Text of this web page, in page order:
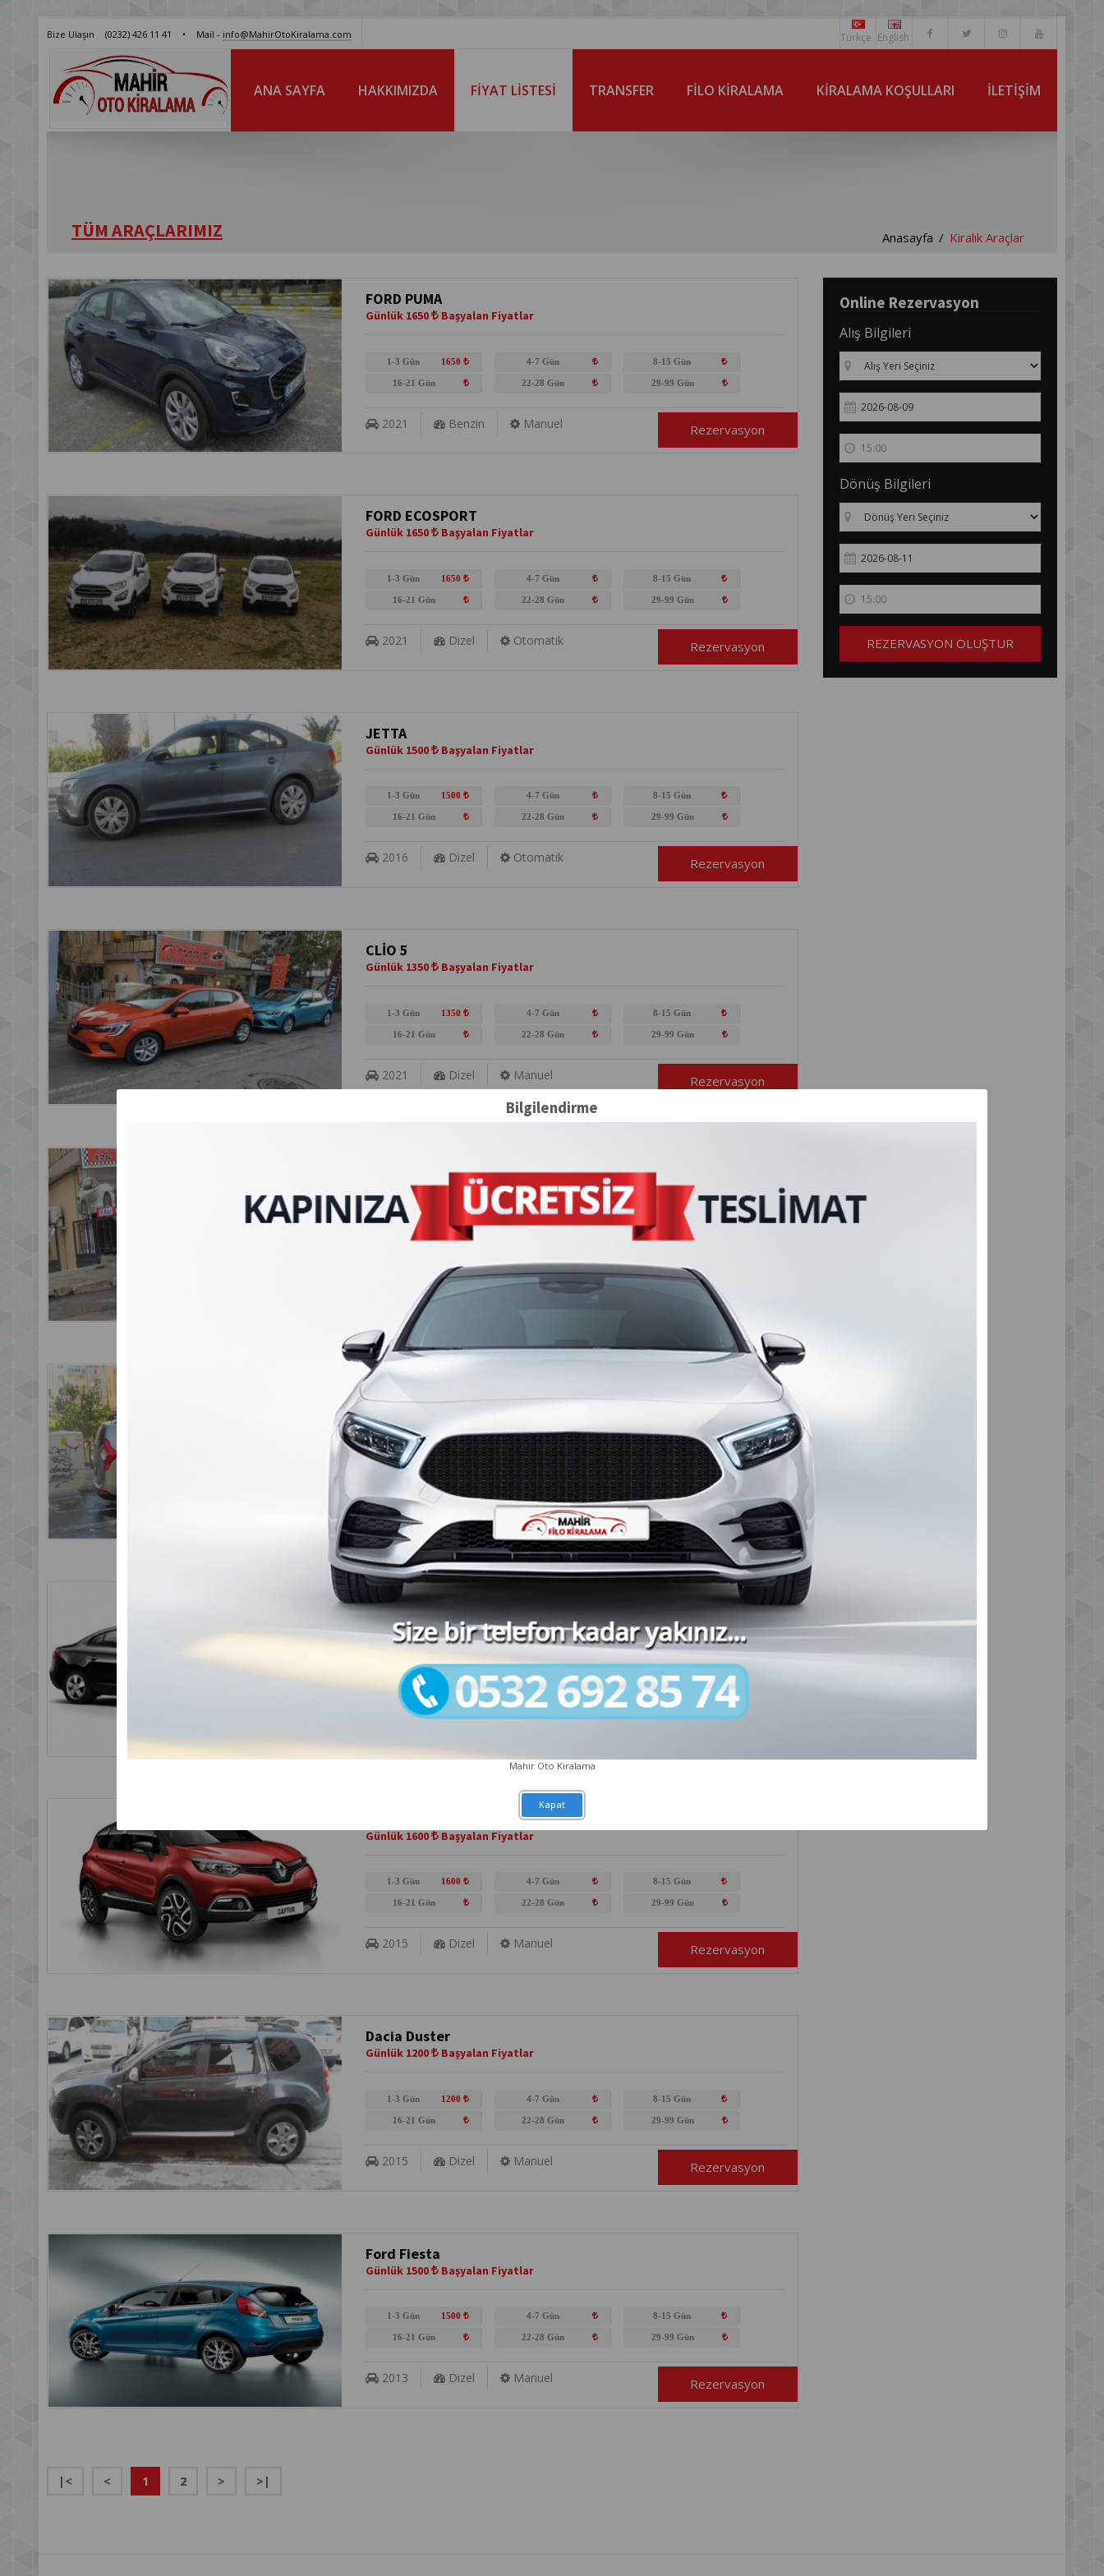
Bize Ulaşın (0232) 426 11 41 • Mail - info@MahirOtoKiralama.com Türkçe English
ANA SAYFA HAKKIMIZDA FİYAT LİSTESİ TRANSFER FİLO KİRALAMA KİRALAMA KOŞULLARI İLETİŞİM
TÜM ARAÇLARIMIZ Anasayfa Kiralık Araçlar
Online Rezervasyon
Alış Bilgileri
Dönüş Bilgileri
REZERVASYON OLUŞTUR
FORD PUMA
Günlük 1650 Başyalan Fiyatlar
1-3 Gün 1650 4-7 Gün 8-15 Gün
16-21 Gün 22-28 Gün 29-99 Gün
2021 Benzin Manuel Rezervasyon
FORD ECOSPORT
Günlük 1650 Başyalan Fiyatlar
1-3 Gün 1650 4-7 Gün 8-15 Gün
16-21 Gün 22-28 Gün 29-99 Gün
2021 Dizel Otomatik Rezervasyon
JETTA
Günlük 1500 Başyalan Fiyatlar
1-3 Gün 1500 4-7 Gün 8-15 Gün
16-21 Gün 22-28 Gün 29-99 Gün
2016 Dizel Otomatik Rezervasyon
CLİO 5
Günlük 1350 Başyalan Fiyatlar
1-3 Gün 1350 4-7 Gün 8-15 Gün
16-21 Gün 22-28 Gün 29-99 Gün
2021 Dizel Manuel Rezervasyon
Günlük 1500 Başyalan Fiyatlar
1-3 Gün 1500 4-7 Gün 8-15 Gün
Dizel Manuel Rezervasyon
Dacia LODGY
Günlük 150 Başyalan Fiyatlar
1-3 Gün 150 4-7 Gün 8-15 Gün
16-21 Gün 22-28 Gün 29-99 Gün
2016 Manuel Rezervasyon
Renault Fluence
Günlük 1350 Başyalan Fiyatlar
1-3 Gün 1350 4-7 Gün 8-15 Gün
16-21 Gün 22-28 Gün 29-99 Gün
Günlük 1600 Başyalan Fiyatlar
1-3 Gün 1600 4-7 Gün 8-15 Gün
16-21 Gün 22-28 Gün 29-99 Gün
2015 Dizel Manuel Rezervasyon
Dacia Duster
Günlük 1200 Başyalan Fiyatlar
1-3 Gün 1200 4-7 Gün 8-15 Gün
16-21 Gün 22-28 Gün 29-99 Gün
2015 Dizel Manuel Rezervasyon
Ford Fiesta
Günlük 1500 Başyalan Fiyatlar
1-3 Gün 1500 4-7 Gün 8-15 Gün
16-21 Gün 22-28 Gün 29-99 Gün
2013 Dizel Manuel Rezervasyon
|< < 1 2 > >|
Bilgilendirme
Mahir Oto Kiralama
Kapat